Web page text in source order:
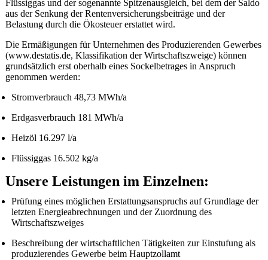
Flüssiggas und der sogenannte Spitzenausgleich, bei dem der Saldo
aus der Senkung der Rentenversicherungsbeiträge und der
Belastung durch die Ökosteuer erstattet wird.
Die Ermäßigungen für Unternehmen des Produzierenden Gewerbes
(www.destatis.de, Klassifikation der Wirtschaftszweige) können
grundsätzlich erst oberhalb eines Sockelbetrages in Anspruch
genommen werden:
Stromverbrauch 48,73 MWh/a
Erdgasverbrauch 181 MWh/a
Heizöl 16.297 l/a
Flüssiggas 16.502 kg/a
Unsere Leistungen im Einzelnen:
Prüfung eines möglichen Erstattungsanspruchs auf Grundlage der
letzten Energieabrechnungen und der Zuordnung des
Wirtschaftszweiges
Beschreibung der wirtschaftlichen Tätigkeiten zur Einstufung als
produzierendes Gewerbe beim Hauptzollamt